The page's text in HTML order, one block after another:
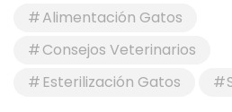
Alimentación Gatos
Consejos Veterinarios
Esterilización Gatos